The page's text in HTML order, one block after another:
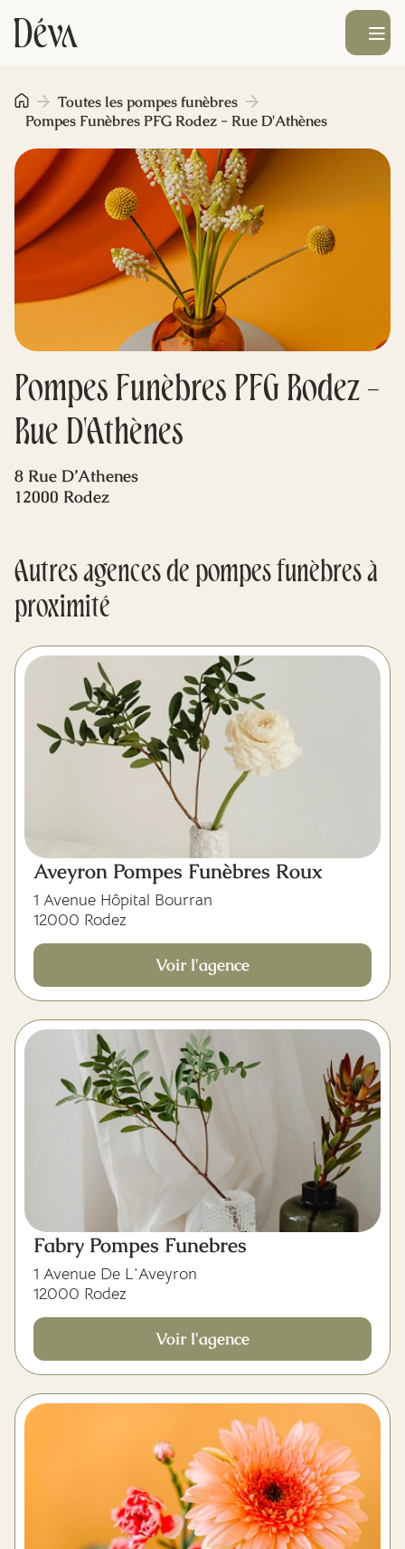
Obsèques
Prévoyance
Monument funéraire
Livraison de fleurs
Blog
Mes dernières volontés
Ouvrir le
Pompes Funèbres PFG Rodez -
Rue D'Athènes
Toutes les pompes funèbres
Pompes Funèbres PFG Rodez - Rue D'Athènes
8 Rue D’Athenes
12000 Rodez
Autres agences de pompes funèbres à
proximité
Aveyron Pompes Funèbres Roux
1 Avenue Hôpital Bourran
12000 Rodez
Voir l'agence
Fabry Pompes Funebres
1 Avenue De L'Aveyron
12000 Rodez
Voir l'agence